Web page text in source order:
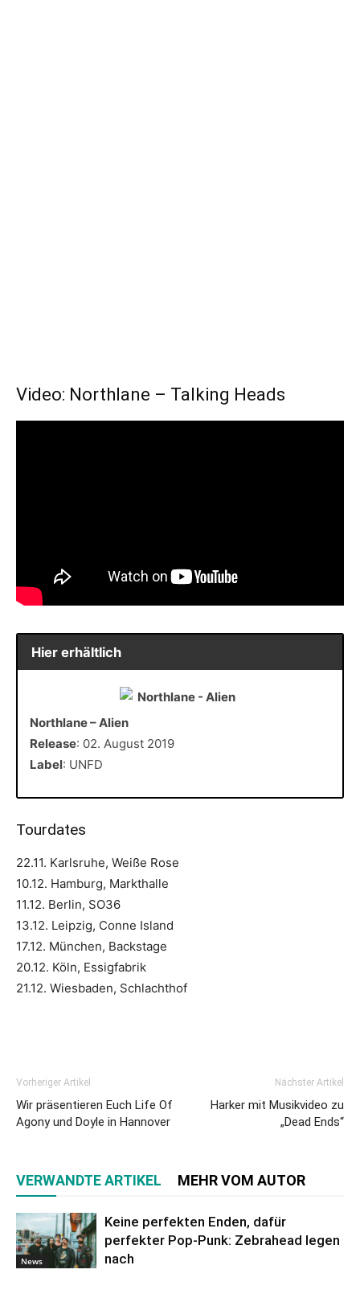
Video: Northlane – Talking Heads
Hier erhältlich
Northlane – Alien
Release: 02. August 2019
Label: UNFD
Tourdates
22.11. Karlsruhe, Weiße Rose
10.12. Hamburg, Markthalle
11.12. Berlin, SO36
13.12. Leipzig, Conne Island
17.12. München, Backstage
20.12. Köln, Essigfabrik
21.12. Wiesbaden, Schlachthof
Vorheriger Artikel
Wir präsentieren Euch Life Of
Agony und Doyle in Hannover
Nächster Artikel
Harker mit Musikvideo zu
„Dead Ends“
VERWANDTE ARTIKEL MEHR VOM AUTOR
News
Keine perfekten Enden, dafür
perfekter Pop-Punk: Zebrahead legen
nach